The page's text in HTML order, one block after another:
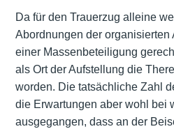
Da für den Trauerzug alleine
Abordnungen der organisierten
einer Massenbeteiligung
als Ort der Aufstellung die
worden. Die tatsächliche Zahl
die Erwartungen aber wohl bei
ausgegangen, dass an der